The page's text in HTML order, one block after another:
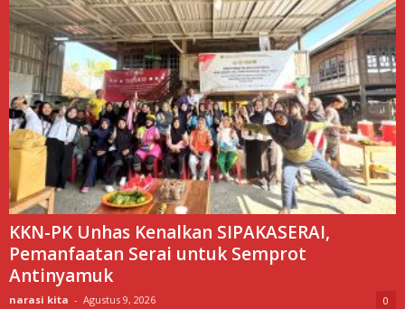
KKN-PK Unhas Kenalkan SIPAKASERAI,
Pemanfaatan Serai untuk Semprot
Antinyamuk
narasi kita - Agustus 9, 2026 0